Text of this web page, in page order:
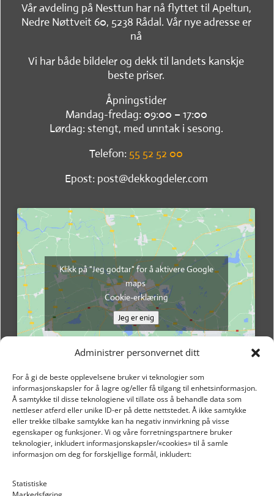
Administrer personvernet ditt
For å gi de beste opplevelsene bruker vi teknologier som
informasjonskapsler for å lagre og/eller få tilgang til enhetsinformasjon.
Å samtykke til disse teknologiene vil tillate oss å behandle data som
nettleser atferd eller unike ID-er på dette nettstedet. Å ikke samtykke
eller trekke tilbake samtykke kan ha negativ innvirkning på visse
egenskaper og funksjoner. Vi og våre forretningspartnere bruker
teknologier, inkludert informasjonskapsler/«cookies» til å samle
informasjon om deg for forskjellige formål, inkludert:
Statistiske
Vår avdeling på Nesttun har nå flyttet til Apeltun,
Nedre Nøttveit 60, 5238 Rådal. Vår nye adresse er
nå
Vi har både bildeler og dekk til landets kanskje
beste priser.
Åpningstider
Mandag-fredag: 09:00 – 17:00
Lørdag: stengt, med unntak i sesong.
Telefon: 55 52 52 00
Epost: post@dekkogdeler.com
Klikk på "Jeg godtar" for å aktivere Google
maps
Cookie-erklæring
Jeg er enig